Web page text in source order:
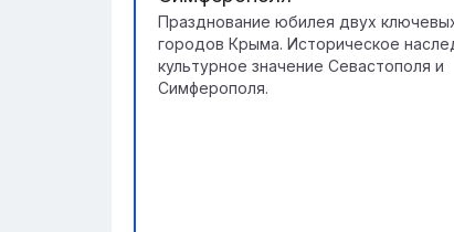
Празднование юбилея двух
городов Крыма. Историческое
культурное значение Севастополя и
Симферополя.